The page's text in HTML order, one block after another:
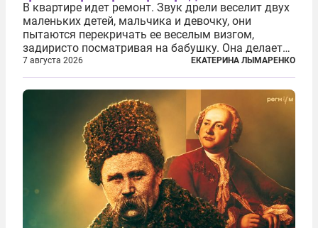
В квартире идет ремонт. Звук дрели веселит двух
маленьких детей, мальчика и девочку, они
пытаются перекричать ее веселым визгом,
задиристо посматривая на бабушку. Она делает
им замечание, но внуки чувствуют, что она
сердится невсерьез. И это правда: дрель, конечно,
сверлит противно, но всё...
7 августа 2026 ЕКАТЕРИНА ЛЫМАРЕНКО